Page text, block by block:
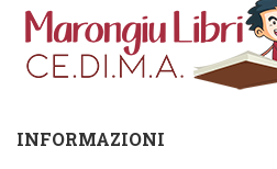
INFORMAZIONI